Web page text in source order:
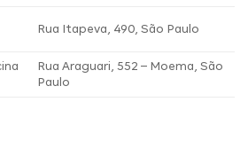
Rua Itapeva, 490, São Paulo
Rua Araguari, 552 – Moema, São
Paulo